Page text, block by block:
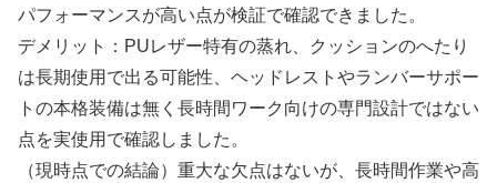
パフォーマンスが高い点が検証で確認できました。
デメリット：PUレザー特有の蒸れ、クッションのへたり
は長期使用で出る可能性、ヘッドレストやランバーサポー
トの本格装備は無く長時間ワーク向けの専門設計ではない
点を実使用で確認しました。
（現時点での結論）重大な欠点はないが、長時間作業や高